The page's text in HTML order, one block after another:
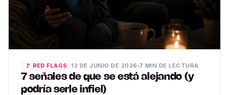
🚩 RED FLAGS 12 DE JUNIO DE 2026 7 MIN DE LECTURA
7 señales de que se está alejando (y
podría serle infiel)